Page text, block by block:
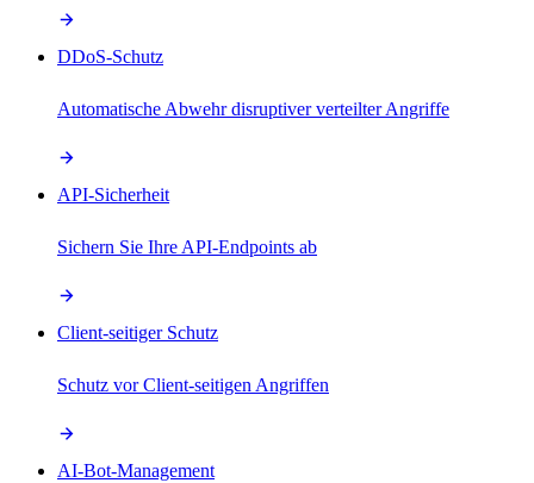
DDoS-Schutz
Automatische Abwehr disruptiver verteilter Angriffe
API-Sicherheit
Sichern Sie Ihre API-Endpoints ab
Client-seitiger Schutz
Schutz vor Client-seitigen Angriffen
AI-Bot-Management